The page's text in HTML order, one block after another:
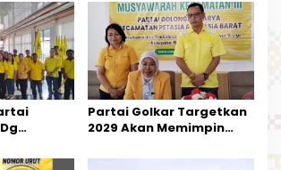
Partai Golkar Targetkan
2029 Akan Memimpin